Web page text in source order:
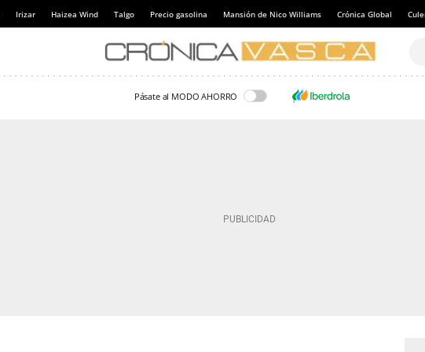
Irizar Haizea Wind Talgo Precio gasolina Mansión de Nico Williams Crónica Global
Pásate al MODO AHORRO